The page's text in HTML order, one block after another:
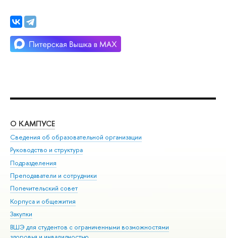
О КАМПУСЕ
Сведения об образовательной организации
Руководство и структура
Подразделения
Преподаватели и сотрудники
Попечительский совет
Корпуса и общежития
Закупки
ВШЭ для студентов с ограниченными возможностями